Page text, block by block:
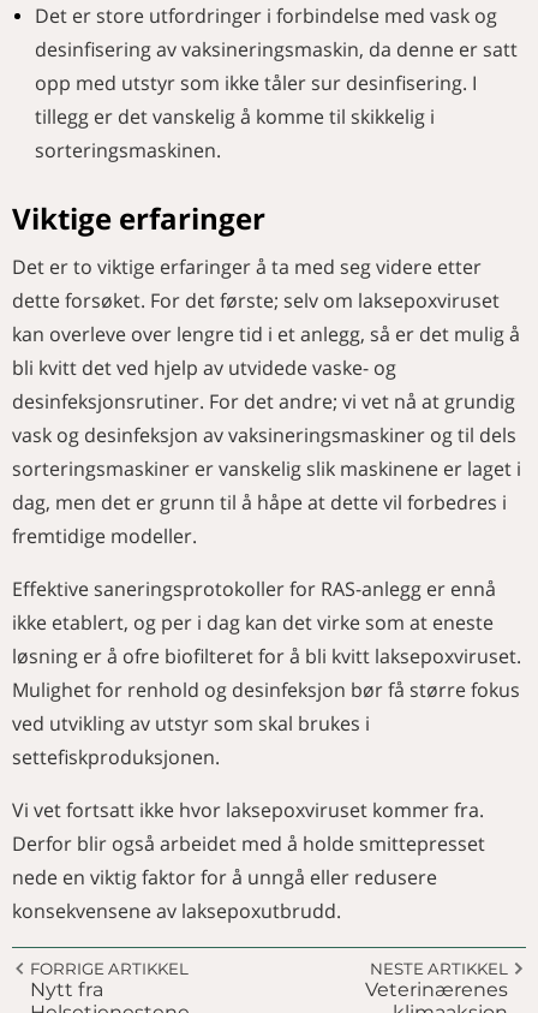
Det er store utfordringer i forbindelse med vask og
desinfisering av vaksineringsmaskin, da denne er satt
opp med utstyr som ikke tåler sur desinfisering. I
tillegg er det vanskelig å komme til skikkelig i
sorteringsmaskinen.
Viktige erfaringer
Det er to viktige erfaringer å ta med seg videre etter
dette forsøket. For det første; selv om laksepoxviruset
kan overleve over lengre tid i et anlegg, så er det mulig å
bli kvitt det ved hjelp av utvidede vaske- og
desinfeksjonsrutiner. For det andre; vi vet nå at grundig
vask og desinfeksjon av vaksineringsmaskiner og til dels
sorteringsmaskiner er vanskelig slik maskinene er laget i
dag, men det er grunn til å håpe at dette vil forbedres i
fremtidige modeller.
Effektive saneringsprotokoller for RAS-anlegg er ennå
ikke etablert, og per i dag kan det virke som at eneste
løsning er å ofre biofilteret for å bli kvitt laksepoxviruset.
Mulighet for renhold og desinfeksjon bør få større fokus
ved utvikling av utstyr som skal brukes i
settefiskproduksjonen.
Vi vet fortsatt ikke hvor laksepoxviruset kommer fra.
Derfor blir også arbeidet med å holde smittepresset
nede en viktig faktor for å unngå eller redusere
konsekvensene av laksepoxutbrudd.
FORRIGE ARTIKKEL
Nytt fra
NESTE ARTIKKEL
Veterinærenes